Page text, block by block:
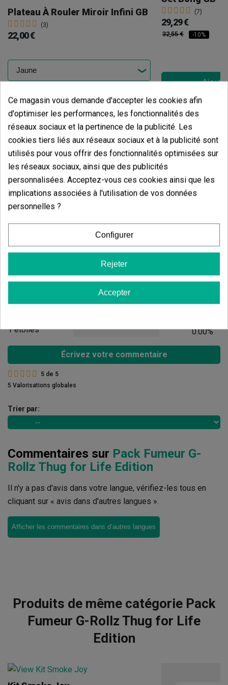
Plateau À Rouler Miroir Infini GB
(3)
22,00 €
Ajouter au panier
(7)
29,29 €
32,55 € -10%
Avis des clients
4 étoiles
0.00%
1 étoiles
0.00%
Écrivez votre commentaire
5 de 5
5 Valorisations globales
Trier par:
Commentaires sur Pack Fumeur G-
Rollz Thug for Life Edition
Il n'y a pas d'avis dans votre langue, vérifiez-les tous en
cliquant sur « avis dans d'autres langues ».
Afficher les commentaires dans d’autres langues
Produits de même catégorie Pack
Fumeur G-Rollz Thug for Life
Edition
Ce magasin vous demande d'accepter les cookies afin
d'optimiser les performances, les fonctionnalités des
réseaux sociaux et la pertinence de la publicité. Les
cookies tiers liés aux réseaux sociaux et à la publicité sont
utilisés pour vous offrir des fonctionnalités optimisées sur
les réseaux sociaux, ainsi que des publicités
personnalisées. Acceptez-vous ces cookies ainsi que les
implications associées à l'utilisation de vos données
personnelles ?
Configurer
Rejeter
Accepter